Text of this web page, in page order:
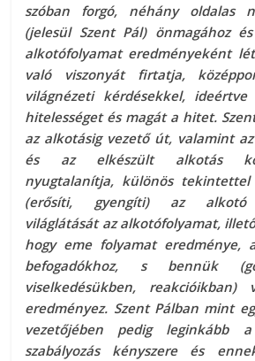
szóban forgó, néhány oldalas
(jelesül Szent Pál) önmagához
alkotófolyamat eredményeként
való viszonyát firtatja,
világnézeti kérdésekkel,
hitelességet és magát a hitet.
az alkotásig vezető út, valamint
és az elkészült alkotás
nyugtalanítja, különös tekintettel
(erősíti, gyengíti) az alkotó
világlátását az alkotófolyamat,
hogy eme folyamat eredménye,
befogadókhoz, s bennük
viselkedésükben, reakcióikban)
eredményez. Szent Pálban mint
vezetőjében pedig leginkább
szabályozás kényszere és